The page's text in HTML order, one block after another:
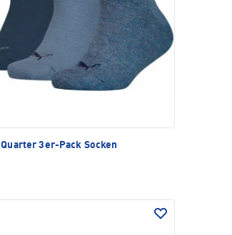
Quarter 3er-Pack Socken